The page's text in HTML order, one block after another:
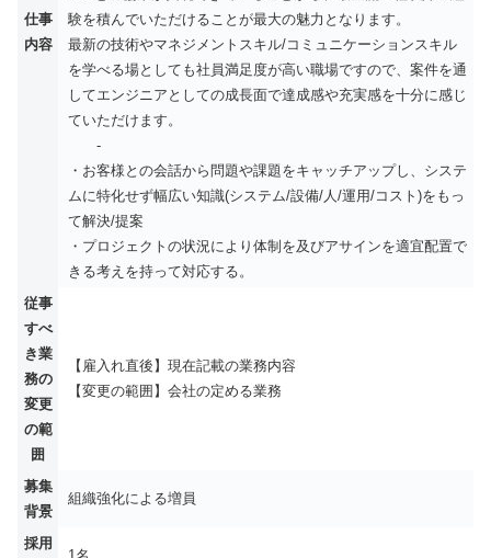
仕事
内容
験を積んでいただけることが最大の魅力となります。
最新の技術やマネジメントスキル/コミュニケーションスキル
を学べる場としても社員満足度が高い職場ですので、案件を通
してエンジニアとしての成長面で達成感や充実感を十分に感じ
ていただけます。
-
・お客様との会話から問題や課題をキャッチアップし、システ
ムに特化せず幅広い知識(システム/設備/人/運用/コスト)をもっ
て解決/提案
・プロジェクトの状況により体制を及びアサインを適宜配置で
きる考えを持って対応する。
従事
すべ
き業
務の
変更
の範
囲
【雇入れ直後】現在記載の業務内容
【変更の範囲】会社の定める業務
募集
背景
組織強化による増員
採用